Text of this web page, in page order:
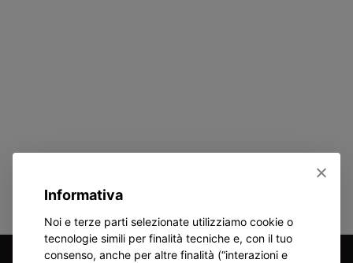
Informativa
Noi e terze parti selezionate utilizziamo cookie o
tecnologie simili per finalità tecniche e, con il tuo
consenso, anche per altre finalità (“interazioni e